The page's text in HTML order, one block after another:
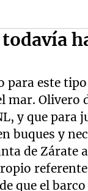
para este
mar. Olivero
y que para
buques y
de Zárate
que el barco